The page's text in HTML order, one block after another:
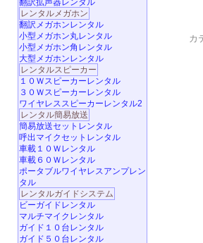
カ
翻訳拡声器レンタル
レンタルメガホン
翻訳メガホンレンタル
小型メガホン丸レンタル
小型メガホン角レンタル
大型メガホンレンタル
レンタルスピーカー
１０Ｗスピーカーレンタル
３０Ｗスピーカーレンタル
ワイヤレススピーカーレンタル2
レンタル簡易放送
簡易放送セットレンタル
呼出マイクセットレンタル
車載１０Ｗレンタル
車載６０Ｗレンタル
ポータブルワイヤレスアンプレン
タル
レンタルガイドシステム
ビーガイドレンタル
マルチマイクレンタル
ガイド１０台レンタル
ガイド５０台レンタル